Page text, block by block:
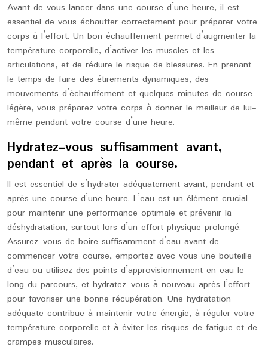
Avant de vous lancer dans une course d’une heure, il est
essentiel de vous échauffer correctement pour préparer votre
corps à l’effort. Un bon échauffement permet d’augmenter la
température corporelle, d’activer les muscles et les
articulations, et de réduire le risque de blessures. En prenant
le temps de faire des étirements dynamiques, des
mouvements d’échauffement et quelques minutes de course
légère, vous préparez votre corps à donner le meilleur de lui-
même pendant votre course d’une heure.
Hydratez-vous suffisamment avant,
pendant et après la course.
Il est essentiel de s’hydrater adéquatement avant, pendant et
après une course d’une heure. L’eau est un élément crucial
pour maintenir une performance optimale et prévenir la
déshydratation, surtout lors d’un effort physique prolongé.
Assurez-vous de boire suffisamment d’eau avant de
commencer votre course, emportez avec vous une bouteille
d’eau ou utilisez des points d’approvisionnement en eau le
long du parcours, et hydratez-vous à nouveau après l’effort
pour favoriser une bonne récupération. Une hydratation
adéquate contribue à maintenir votre énergie, à réguler votre
température corporelle et à éviter les risques de fatigue et de
crampes musculaires.